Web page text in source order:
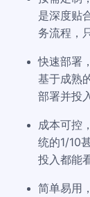
是深度贴
务流程，
快速部署
基于成熟
部署并投
成本可控
统的1/10
投入都能
简单易用